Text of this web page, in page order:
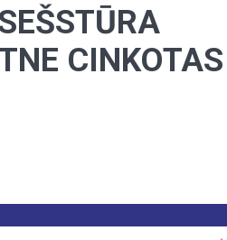
MONTĀŽAS
NAGLAS
CINKOTAS